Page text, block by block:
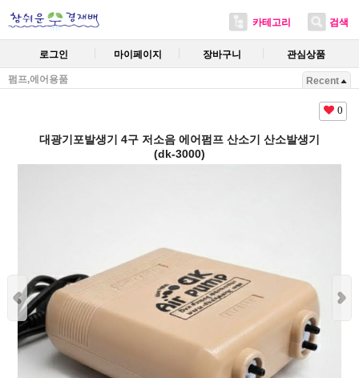
카테고리 검색
로그인 마이페이지 장바구니 관심상품
펌프,에어용품 Recent
0
대광기포발생기 4구 저소음 에어펌프 산소기 산소발생기
(dk-3000)